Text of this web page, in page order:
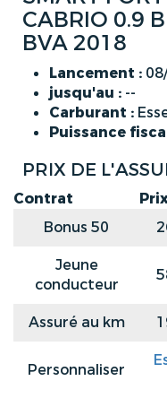
CABRIO 0.9
BVA 2018
Lancement :
jusqu'au : --
Carburant :
Puissance
PRIX DE
Contrat
Bonus 50
Jeune
conducteur
Assuré au km
Personnaliser